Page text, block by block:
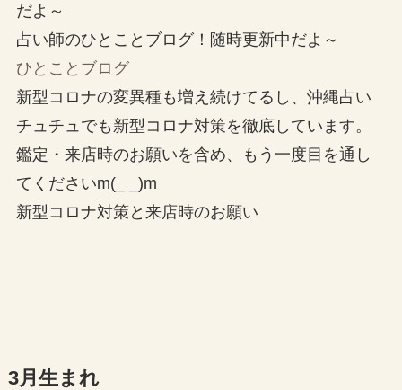
だよ～
占い師のひとことブログ！随時更新中だよ～
ひとことブログ
新型コロナの変異種も増え続けてるし、沖縄占い
チュチュでも新型コロナ対策を徹底しています。
鑑定・来店時のお願いを含め、もう一度目を通し
てくださいm(_ _)m
新型コロナ対策と来店時のお願い
3月生まれ